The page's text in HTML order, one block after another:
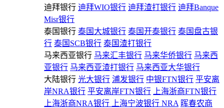
迪拜银行 迪拜WIO银行 迪拜渣打银行 迪拜Banque
Misr银行
泰国银行 泰国大城银行 泰国开泰银行 泰国盘古银
行 泰国SCB银行 泰国渣打银行
马来西亚银行 马来汇丰银行 马来华侨银行 马来西
亚银行 马来西亚渣打银行 马来西亚大华银行
大陆银行 光大银行 浦发银行 中银FTN银行 平安离
岸NRA银行 平安离岸FTN银行
上海浙商FTN银行
上海浙商NRA银行
上海宁波银行 NRA 晖春农商